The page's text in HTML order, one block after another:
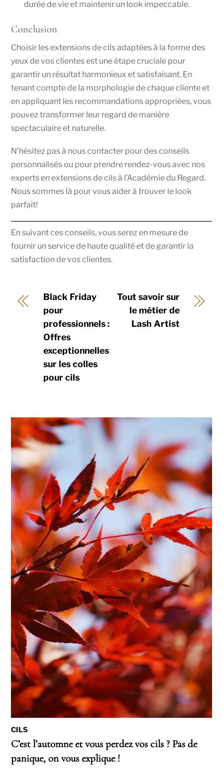
durée de vie et maintenir un look impeccable.
Conclusion
Choisir les extensions de cils adaptées à la forme des
yeux de vos clientes est une étape cruciale pour
garantir un résultat harmonieux et satisfaisant. En
tenant compte de la morphologie de chaque cliente et
en appliquant les recommandations appropriées, vous
pouvez transformer leur regard de manière
spectaculaire et naturelle.
N’hésitez pas à nous contacter pour des conseils
personnalisés ou pour prendre rendez-vous avec nos
experts en extensions de cils à l’Académie du Regard.
Nous sommes là pour vous aider à trouver le look
parfait!
En suivant ces conseils, vous serez en mesure de
fournir un service de haute qualité et de garantir la
satisfaction de vos clientes.
Black Friday
pour
professionnels :
Offres
exceptionnelles
sur les colles
pour cils
Tout savoir sur
le métier de
Lash Artist
CILS
C’est l’automne et vous perdez vos cils ? Pas de
panique, on vous explique !